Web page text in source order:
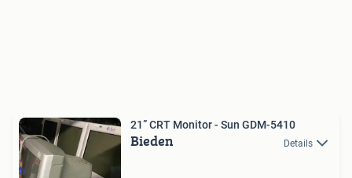
21” CRT Monitor - Sun GDM-5410
Bieden Details